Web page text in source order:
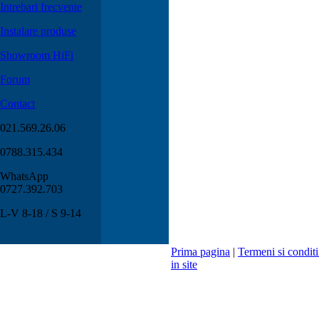
Intrebari frecvente
Instalare produse
Showroom HiFi
Forum
Contact
021.569.26.06
0788.315.434
WhatsApp
0727.392.703
L-V 8-18 / S 9-14
Prima pagina | Termeni si
in site